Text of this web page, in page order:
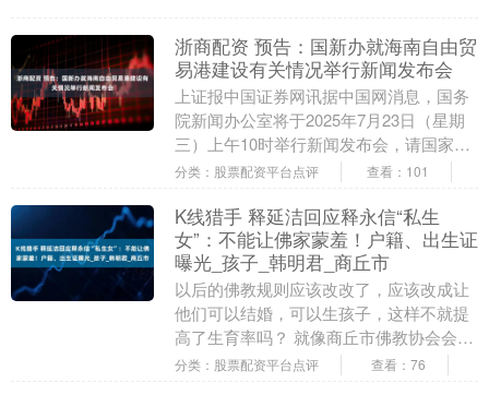
浙商配资 预告：国新办就海南自由贸
易港建设有关情况举行新闻发布会
上证报中国证券网讯据中国网消息，国务
院新闻办公室将于2025年7月23日（星期
三）上午10时举行新闻发布会，请国家发
展改革委副主任王昌林、财政部副部长廖
分类：股票配资平台点评 查看：101
K线猎手 释延洁回应释永信“私生
女”：不能让佛家蒙羞！户籍、出生证
曝光_孩子_韩明君_商丘市
以后的佛教规则应该改改了，应该改成让
他们可以结婚，可以生孩子，这样不就提
高了生育率吗？ 就像商丘市佛教协会会
长、河南省佛教协会副会长、商丘市政协
分类：股票配资平台点评 查看：76